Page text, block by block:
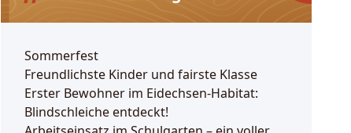
Sommerfest
Freundlichste Kinder und fairste Klasse
Erster Bewohner im Eidechsen-Habitat:
Blindschleiche entdeckt!